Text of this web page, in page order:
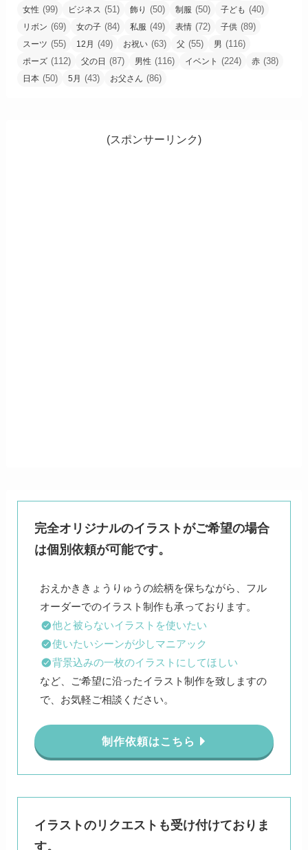
女性 (99) ビジネス (51) 飾り (50) 制服 (50) 子ども (40)
リボン (69) 女の子 (84) 私服 (49) 表情 (72) 子供 (89)
スーツ (55) 12月 (49) お祝い (63) 父 (55) 男 (116)
ポーズ (112) 父の日 (87) 男性 (116) イベント (224) 赤 (38)
日本 (50) 5月 (43) お父さん (86)
(スポンサーリンク)
完全オリジナルのイラストがご希望の場合
は個別依頼が可能です。
おえかききょうりゅうの絵柄を保ちながら、フル
他と被らないイラストを使いたい
使いたいシーンが少しマニアック
背景込みの一枚のイラストにしてほしい
など、ご希望に沿ったイラスト制作を致しますの
で、お気軽ご相談ください。
制作依頼はこちら
イラストのリクエストも受け付けておりま
す。